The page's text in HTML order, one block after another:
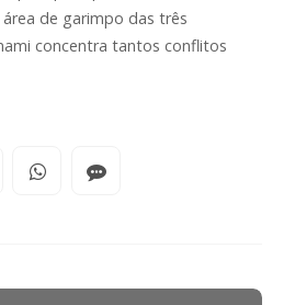
de garimpo das três
concentra tantos conflitos